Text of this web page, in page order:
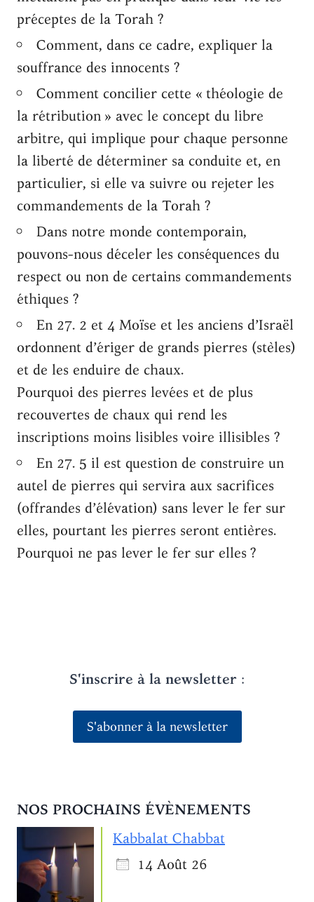
préceptes de la Torah ?
Comment, dans ce cadre, expliquer la
souffrance des innocents ?
Comment concilier cette « théologie de
la rétribution » avec le concept du libre
arbitre, qui implique pour chaque personne
la liberté de déterminer sa conduite et, en
particulier, si elle va suivre ou rejeter les
commandements de la Torah ?
Dans notre monde contemporain,
pouvons-nous déceler les conséquences du
respect ou non de certains commandements
éthiques ?
En 27. 2 et 4 Moïse et les anciens d’Israël
ordonnent d’ériger de grands pierres (stèles)
et de les enduire de chaux.
Pourquoi des pierres levées et de plus
recouvertes de chaux qui rend les
inscriptions moins lisibles voire illisibles ?
En 27. 5 il est question de construire un
autel de pierres qui servira aux sacrifices
(offrandes d’élévation) sans lever le fer sur
elles, pourtant les pierres seront entières.
Pourquoi ne pas lever le fer sur elles ?
S'inscrire à la newsletter :
S'abonner à la newsletter
NOS PROCHAINS ÉVÈNEMENTS
Kabbalat Chabbat
14 Août 26